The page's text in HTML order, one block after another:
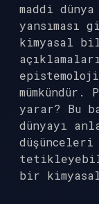
maddi
kimyasal
yarar? Bu
dünyayı
bir